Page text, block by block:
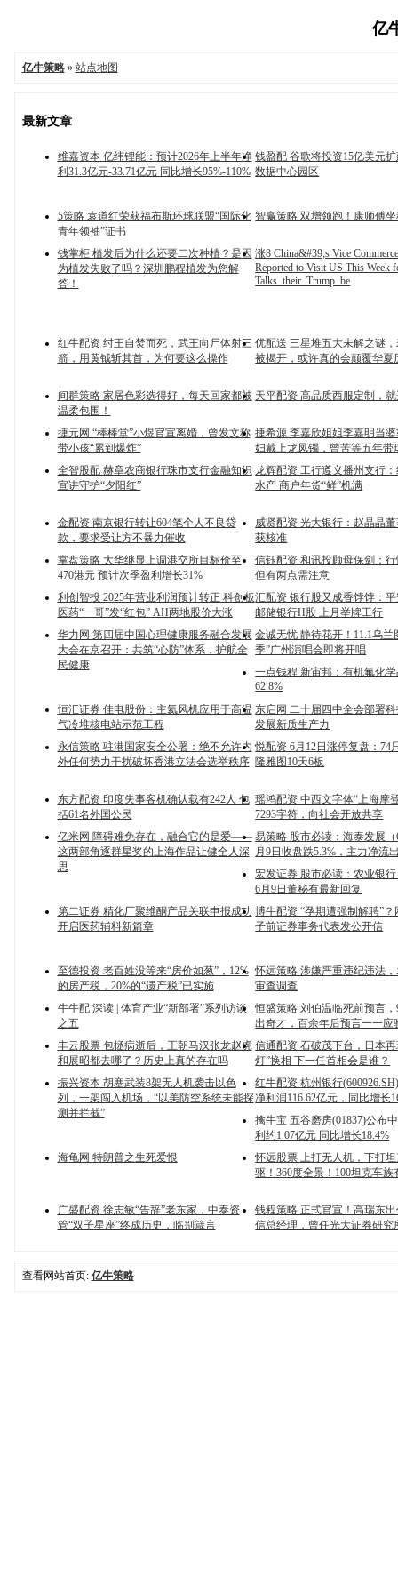
亿
亿牛策略» 站点地图
最新文章
维嘉资本 亿纬锂能：预计2026年上半年净
利31.3亿元-33.71亿元 同比增长95%-110%
钱盈配 谷歌将投资15亿美元
数据中心园区
5策略 袁道红荣获福布斯环球联盟“国际化
青年领袖”证书
智赢策略 双增领跑！康师傅
钱掌柜 植发后为什么还要二次种植？是因
为植发失败了吗？深圳鹏程植发为您解
答！
涨8 China&#39;s Vice
Reported to Visit US This Week
Talks_their_Trump_be
红牛配资 纣王自焚而死，武王向尸体射三
箭，用黄钺斩其首，为何要这么操作
优配送 三星堆五大未解之谜
被揭开，或许真的会颠覆华夏
间群策略 家居色彩选得好，每天回家都被
温柔包围！
天平配资 高品质西服定制，
捷元网 “棒棒堂”小煜官宣离婚，曾发文称
带小孩“累到爆炸”
捷希源 李嘉欣姐姐李嘉明当
妇戴上龙凤镯，曾苦等五年带
全智股配 赫章农商银行珠市支行金融知识
宣讲守护“夕阳红”
龙辉配资 工行遵义播州支行
水产 商户年货“鲜”机满
金配资 南京银行转让604笔个人不良贷
款，要求受让方不暴力催收
威贤配资 光大银行：赵晶晶
获核准
掌盘策略 大华继显上调港交所目标价至
470港元 预计次季盈利增长31%
信钰配资 和讯投顾母保剑：
但有两点需注意
利创智投 2025年营业利润预计转正 科创板
医药“一哥”发“红包” AH两地股价大涨
汇配资 银行股又成香饽饽：
邮储银行H股 上月举牌工行
华力网 第四届中国心理健康服务融合发展
大会在京召开：共筑“心防”体系，护航全
民健康
金诚无忧 静待花开！11.1乌兰
季”广州演唱会即将开唱
一点钱程 新宙邦：有机氟化
62.8%
恒汇证券 佳电股份：主氦风机应用于高温
气冷堆核电站示范工程
东启网 二十届四中全会部署
发展新质生产力
永信策略 驻港国家安全公署：绝不允许内
外任何势力干扰破坏香港立法会选举秩序
悦配资 6月12日涨停复盘：74
隆雅图10天6板
东方配资 印度失事客机确认载有242人 包
括61名外国公民
瑶鸿配资 中西文字体“上海摩
7293字符，向社会开放共享
亿米网 障碍难免存在，融合它的是爱——
这两部角逐群星奖的上海作品让健全人深
思
易策略 股市必读：海泰发展（
月9日收盘跌5.3%，主力净流
宏发证券 股市必读：农业银行
6月9日董秘有最新回复
第二证券 精化厂聚维酮产品关联申报成功
开启医药辅料新篇章
博牛配资 “孕期遭强制解聘”
子前证券事务代表发公开信
至德投资 老百姓没等来“房价如葱”，12%
的房产税，20%的“遗产税”已实施
怀远策略 涉嫌严重违纪违法
审查调查
牛牛配 深读 | 体育产业“新部署”系列访谈
之五
恒盛策略 刘伯温临死前预言
出奇才，百余年后预言一一应
丰云股票 包拯病逝后，王朝马汉张龙赵虎
和展昭都去哪了？历史上真的存在吗
信通配资 石破茂下台，日本再
灯”换相 下一任首相会是谁？
振兴资本 胡塞武装8架无人机袭击以色
列，一架闯入机场，“以美防空系统未能探
测并拦截”
红牛配资 杭州银行
净利润116.62亿元，同比增长
擒牛宝 五谷磨房(01837)公布
利约1.07亿元 同比增长18.4%
海龟网 特朗普之生死爱恨
怀远股票 上打无人机，下打
驱！360度全景！100坦克车族
广盛配资 徐志敏“告辞”老东家，中泰资
管“双子星座”终成历史，临别箴言
钱程策略 正式官宣！高瑞东
信总经理，曾任光大证券研究
查看网站首页: 亿牛策略